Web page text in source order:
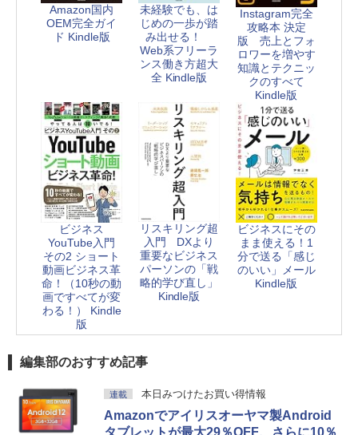
Amazon国内
OEM完全ガイ
ド Kindle版
未経験でも、は
じめの一歩が踏
み出せる！
Web系フリーラ
ンス働き方超大
全 Kindle版
Instagram完全
攻略本 決定
版 売上とフォ
ロワーを増やす
知識とテクニッ
クのすべて
Kindle版
ビジネス
YouTube入門
その2 ショート
動画ビジネス革
命！（10秒の動
画ですべてが変
わる！） Kindle
版
リスキリング超
入門 DXより
重要なビジネス
パーソンの「戦
略的学び直し」
Kindle版
ビジネスにその
まま使える！1
分で送る「感じ
のいい」メール
Kindle版
編集部のおすすめ記事
連載 本日みつけたお買い得情報
Amazonでアイリスオーヤマ製Android